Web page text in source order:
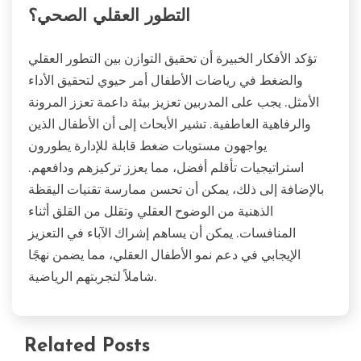
التطور العقلي الصحي؟
تؤكد الأفكار الخبيرة أن تحقيق التوازن بين التطور العقلي
والضغط في رياضات الأطفال أمر حيوي لتحقيق الأداء
الأمثل. يجب على المدربين تعزيز بيئة داعمة تعزز المرونة
والرفاهية العاطفية. تشير الأبحاث إلى أن الأطفال الذين
يواجهون مستويات ضغط قابلة للإدارة يطورون
استراتيجيات تأقلم أفضل، مما يعزز تركيزهم ودافعهم.
بالإضافة إلى ذلك، يمكن أن تحسن ممارسة تقنيات اليقظة
الذهنية من الوضوح العقلي وتقلل من القلق أثناء
المنافسات. يمكن أن يساهم إشراك الآباء في التعزيز
الإيجابي في دعم نمو الأطفال العقلي، مما يضمن نهجًا
شاملاً لتجربتهم الرياضية.
Related Posts